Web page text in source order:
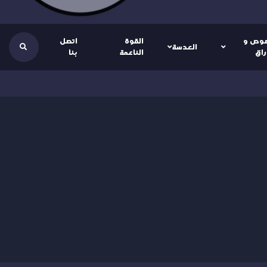
و
العدسة
القوة
الناعمة
اتصل
بنا